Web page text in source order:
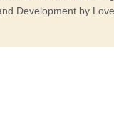
Development by